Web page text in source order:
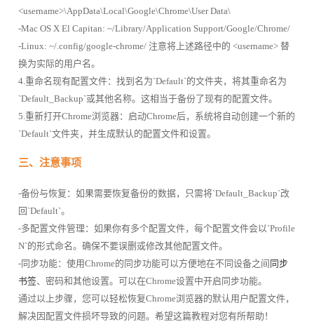
<username>\AppData\Local\Google\Chrome\User Data\
-Mac OS X El Capitan: ~/Library/Application Support/Google/Chrome/
-Linux: ~/.config/google-chrome/ 注意将上述路径中的 <username> 替
换为实际的用户名。
4.重命名现有配置文件：找到名为`Default`的文件夹，将其重命名为
`Default_Backup`或其他名称。这相当于备份了现有的配置文件。
5.重新打开Chrome浏览器：启动Chrome后，系统将自动创建一个新的
`Default`文件夹，并生成默认的配置文件和设置。
三、注意事项
-备份与恢复：如果需要恢复备份的数据，只需将`Default_Backup`改
回`Default`。
-多配置文件管理：如果你有多个配置文件，每个配置文件会以`Profile
N`的形式命名。确保不要误删或修改其他配置文件。
-同步功能：使用Chrome的同步功能可以方便地在不同设备之间同步
书签、密码和其他设置。可以在Chrome设置中开启同步功能。
通过以上步骤，您可以轻松恢复Chrome浏览器的默认用户配置文件，
解决因配置文件损坏导致的问题。希望这篇教程对您有所帮助！